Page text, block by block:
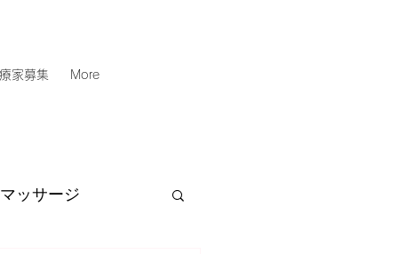
家募集 More
ッサージ